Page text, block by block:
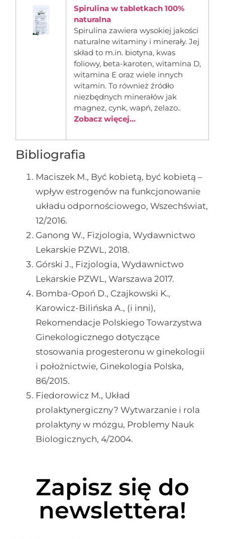
Spirulina w tabletkach 100%
naturalna
Spirulina zawiera wysokiej jakości
naturalne witaminy i minerały. Jej
skład to m.in. biotyna, kwas
foliowy, beta-karoten, witamina D,
witamina E oraz wiele innych
witamin. To również źródło
niezbędnych minerałów jak
magnez, cynk, wapń, żelazo..
Zobacz więcej...
Bibliografia
Maciszek M., Być kobietą, być kobietą –
wpływ estrogenów na funkcjonowanie
układu odpornościowego, Wszechświat,
12/2016.
Ganong W., Fizjologia, Wydawnictwo
Lekarskie PZWL, 2018.
Górski J., Fizjologia, Wydawnictwo
Lekarskie PZWL, Warszawa 2017.
Bomba-Opoń D., Czajkowski K.,
Karowicz-Bilińska A., (i inni),
Rekomendacje Polskiego Towarzystwa
Ginekologicznego dotyczące
stosowania progesteronu w ginekologii
i położnictwie, Ginekologia Polska,
86/2015.
Fiedorowicz M., Układ
prolaktynergiczny? Wytwarzanie i rola
prolaktyny w mózgu, Problemy Nauk
Biologicznych, 4/2004.
Zapisz się do
newslettera!